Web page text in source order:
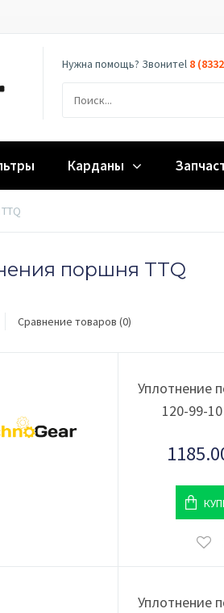
Нужна помощь? Звонитеl 8
Карданы
поршня TTQ
Сравнение товаров (0)
Уплотнение
120-99-
Уплотнение